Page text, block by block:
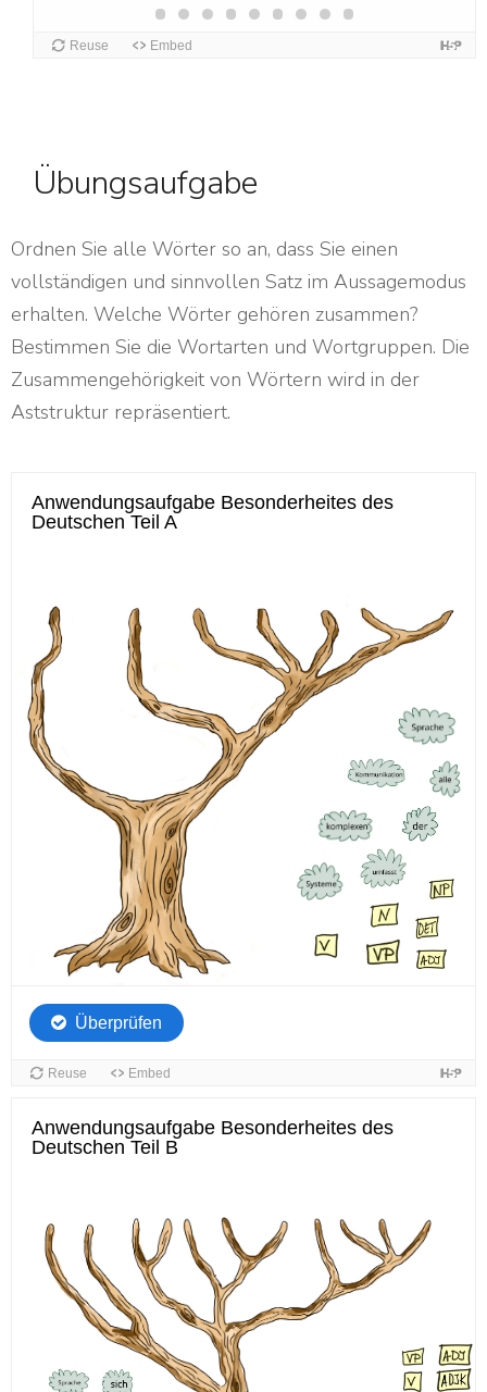
Übungsaufgabe
Ordnen Sie alle Wörter so an, dass Sie einen
vollständigen und sinnvollen Satz im Aussagemodus
erhalten. Welche Wörter gehören zusammen?
Bestimmen Sie die Wortarten und Wortgruppen. Die
Zusammengehörigkeit von Wörtern wird in der
Aststruktur repräsentiert.